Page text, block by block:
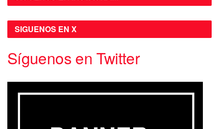
SIGUENOS EN X
Síguenos en Twitter